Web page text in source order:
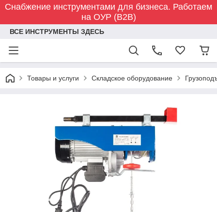
Снабжение инструментами для бизнеса. Работаем
на ОУР (B2B)
ВСЕ ИНСТРУМЕНТЫ ЗДЕСЬ
Товары и услуги Складское оборудование